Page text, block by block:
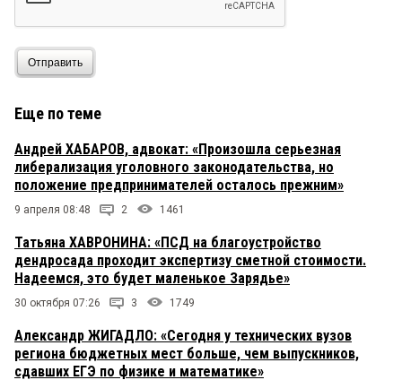
Отправить
Еще по теме
Андрей ХАБАРОВ, адвокат: «Произошла серьезная
либерализация уголовного законодательства, но
положение предпринимателей осталось прежним»
9 апреля 08:48 2 1461
Татьяна ХАВРОНИНА: «ПСД на благоустройство
дендросада проходит экспертизу сметной стоимости.
Надеемся, это будет маленькое Зарядье»
30 октября 07:26 3 1749
Александр ЖИГАДЛО: «Сегодня у технических вузов
региона бюджетных мест больше, чем выпускников,
сдавших ЕГЭ по физике и математике»